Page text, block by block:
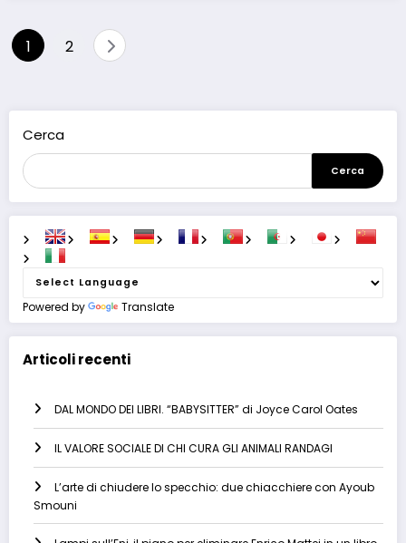
Paginazione
1 2
Cerca
Cerca
Powered by Translate
Articoli recenti
DAL MONDO DEI LIBRI. “BABYSITTER” di Joyce Carol Oates
IL VALORE SOCIALE DI CHI CURA GLI ANIMALI RANDAGI
L’arte di chiudere lo specchio: due chiacchiere con Ayoub
Smouni